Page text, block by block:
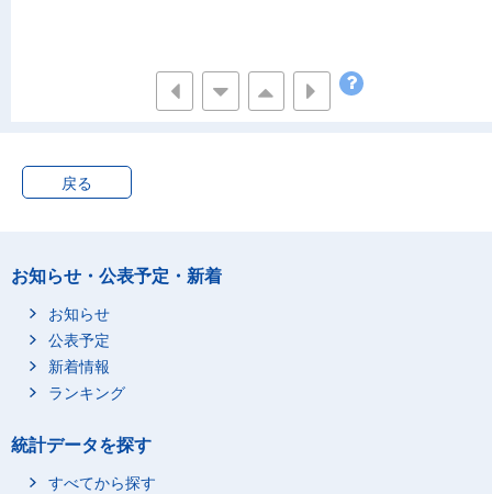
戻る
お知らせ・公表予定・新着
お知らせ
公表予定
新着情報
ランキング
統計データを探す
すべてから探す